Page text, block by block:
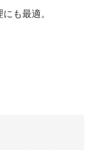
も最適。